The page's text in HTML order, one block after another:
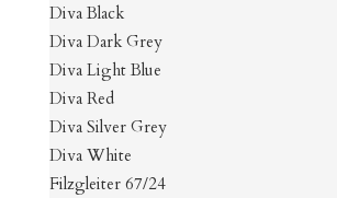
Diva Black
Diva Dark Grey
Diva Light Blue
Diva Red
Diva Silver Grey
Diva White
Filzgleiter 67/24